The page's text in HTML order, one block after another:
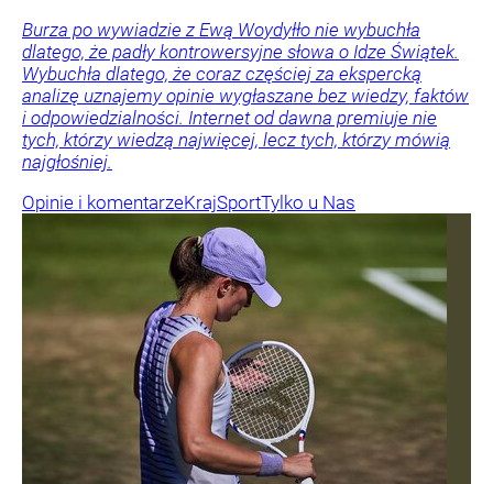
Burza po wywiadzie z Ewą Woydyłło nie wybuchła
dlatego, że padły kontrowersyjne słowa o Idze Świątek.
Wybuchła dlatego, że coraz częściej za ekspercką
analizę uznajemy opinie wygłaszane bez wiedzy, faktów
i odpowiedzialności. Internet od dawna premiuje nie
tych, którzy wiedzą najwięcej, lecz tych, którzy mówią
najgłośniej.
Opinie i komentarzeKrajSportTylko u Nas